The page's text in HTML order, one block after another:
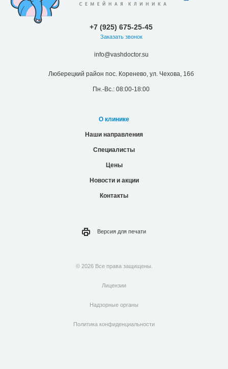
+7 (925) 675-25-45
Заказать звонок
info@vashdoctor.su
Люберецкий район пос. Коренево, ул. Чехова, 16б
Пн.-Вс.: 08:00-18:00
О клинике
Наши направления
Специалисты
Цены
Новости и акции
Контакты
Версия для печати
© 2026 Все права защищены.
Лицензии
Надзорные органы
Политика конфиденциальности